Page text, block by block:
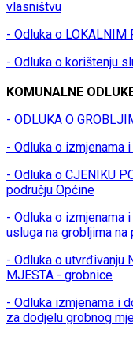
vlasništvu
- Odluka o LOKALNIM
- Odluka o korištenju
KOMUNALNE
- ODLUKA O
- Odluka o izmjenama
- Odluka o CJENIKU
području Općine
- Odluka o izmjenama
usluga na grobljima na
- Odluka o utvrđivanju
MJESTA - grobnice
- Odluka izmjenama i
za dodjelu grobnog